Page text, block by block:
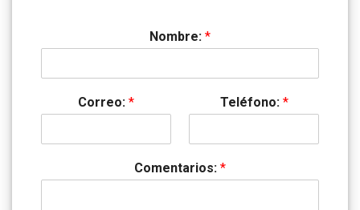
Nombre: *
Correo: * Teléfono: *
Comentarios: *